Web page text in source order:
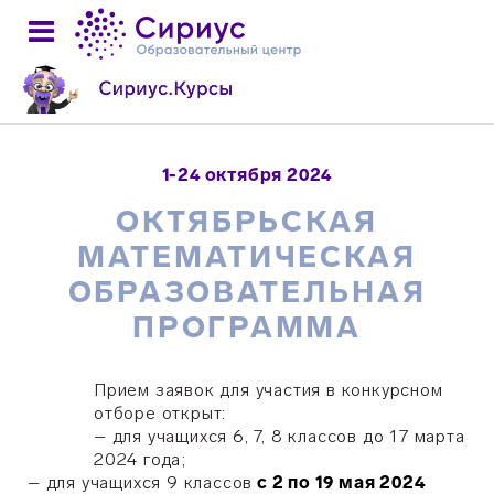
1-24 октября 2024
ОКТЯБРЬСКАЯ
МАТЕМАТИЧЕСКАЯ
ОБРАЗОВАТЕЛЬНАЯ
ПРОГРАММА
Прием заявок для участия в конкурсном
отборе открыт:
– для учащихся 6, 7, 8 классов до 17 марта
2024 года;
– для учащихся 9 классов с 2 по 19 мая 2024